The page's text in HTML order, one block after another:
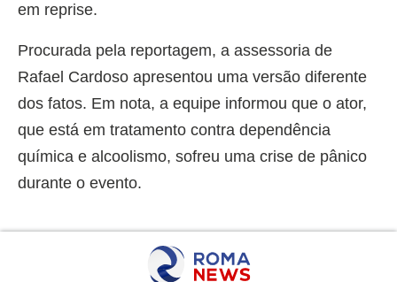
em reprise.
Procurada pela reportagem, a assessoria de
Rafael Cardoso apresentou uma versão diferente
dos fatos. Em nota, a equipe informou que o ator,
que está em tratamento contra dependência
química e alcoolismo, sofreu uma crise de pânico
durante o evento.